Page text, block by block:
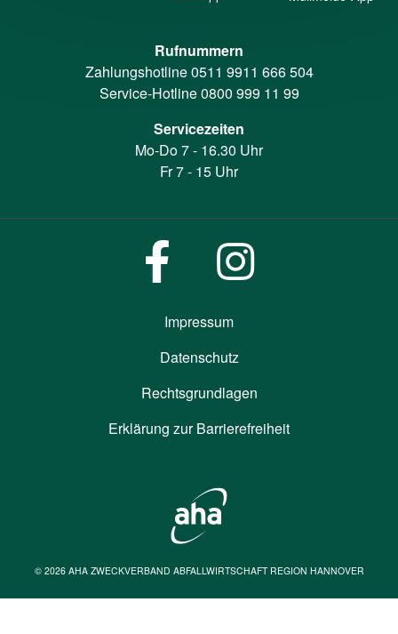
Rufnummern
Zahlungshotline0511 9911 666 504
Service-Hotline0800 999 11 99
Servicezeiten
Mo-Do 7 - 16.30 Uhr
Fr 7 - 15 Uhr
Impressum
Datenschutz
Rechtsgrundlagen
Erklärung zur Barrierefreiheit
© 2026 AHA ZWECKVERBAND ABFALLWIRTSCHAFT REGION HANNOVER